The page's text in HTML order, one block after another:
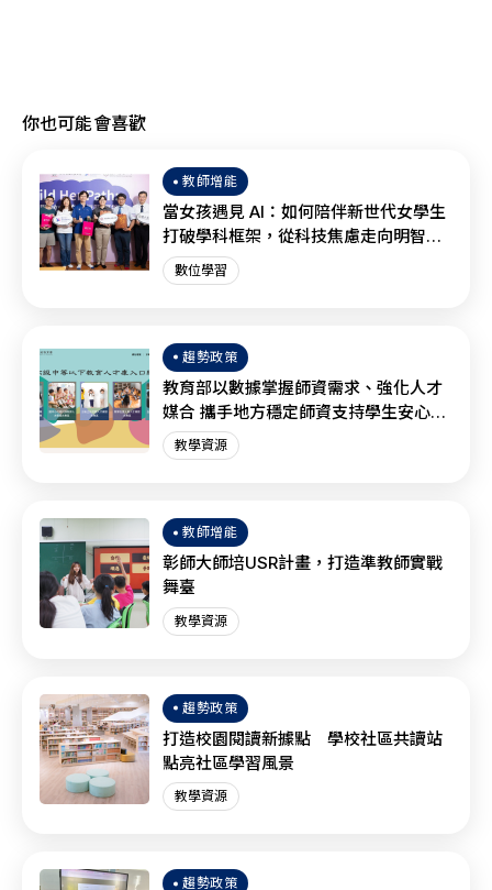
你也可能會喜歡
教師增能
當女孩遇見 AI：如何陪伴新世代女學生
打破學科框架，從科技焦慮走向明智協
作？
數位學習
趨勢政策
教育部以數據掌握師資需求、強化人才
媒合 攜手地方穩定師資支持學生安心學
習教學資源
教師增能
彰師大師培USR計畫，打造準教師實戰
舞臺
教學資源
趨勢政策
打造校園閱讀新據點 學校社區共讀站
點亮社區學習風景
教學資源
趨勢政策